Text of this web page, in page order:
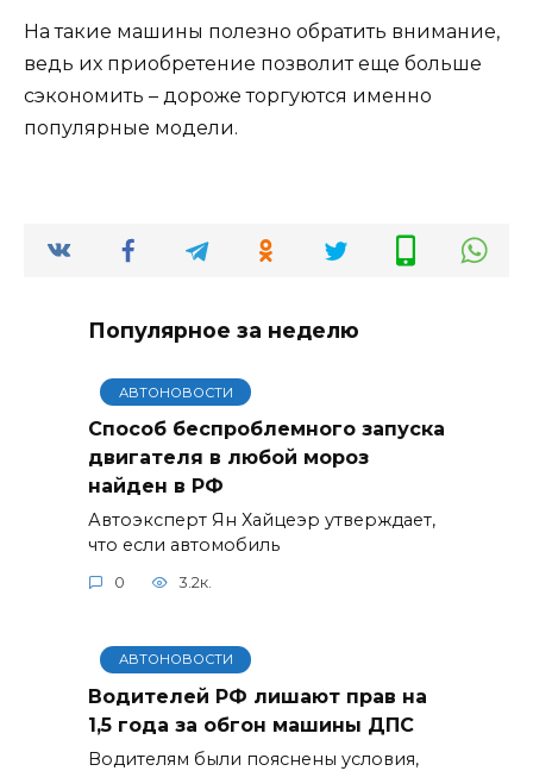
На такие машины полезно обратить внимание,
ведь их приобретение позволит еще больше
сэкономить – дороже торгуются именно
популярные модели.
Популярное за неделю
АВТОНОВОСТИ
Способ беспроблемного запуска
двигателя в любой мороз
найден в РФ
Автоэксперт Ян Хайцеэр утверждает,
что если автомобиль
0 3.2к.
АВТОНОВОСТИ
Водителей РФ лишают прав на
1,5 года за обгон машины ДПС
Водителям были пояснены условия,